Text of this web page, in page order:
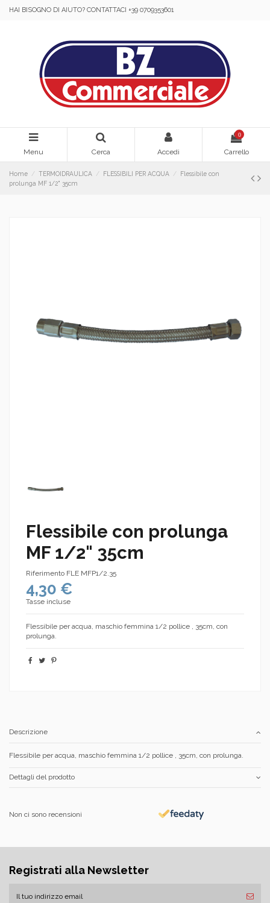
HAI BISOGNO DI AIUTO? CONTATTACI +39 0709353601
Menu Cerca Accedi
0
Carrello
Home TERMOIDRAULICA FLESSIBILI PER ACQUA
Flessibile con
prolunga MF 1/2" 35cm
Flessibile con prolunga
MF 1/2" 35cm
Riferimento FLE MFP1/2.35
4,30 €
Tasse incluse
Flessibile per acqua, maschio femmina 1/2 pollice , 35cm, con
prolunga.
Descrizione
Flessibile per acqua, maschio femmina 1/2 pollice , 35cm, con prolunga.
Dettagli del prodotto
Non ci sono recensioni
Registrati alla Newsletter